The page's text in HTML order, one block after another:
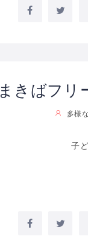
まきばフ
多様
子